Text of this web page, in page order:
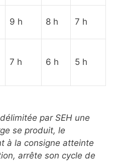
9 h 8 h 7 h
7 h 6 h 5 h
par SEH une
se produit, le
à la consigne atteinte
arrête son cycle de